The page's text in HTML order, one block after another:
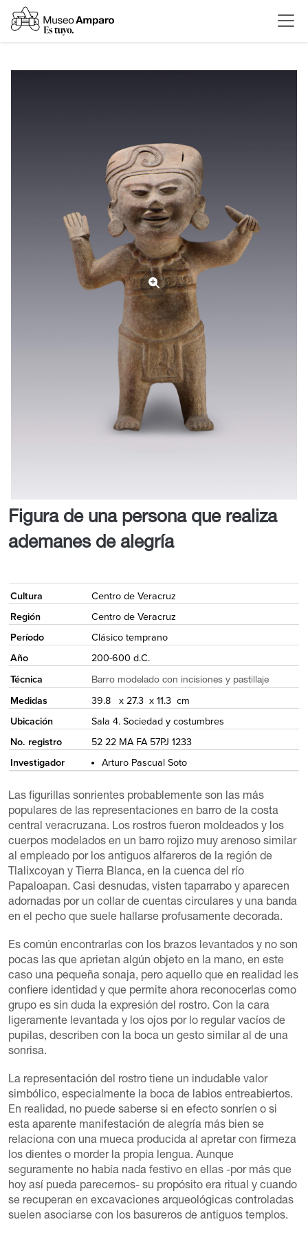
Figura de una persona que realiza
ademanes de alegría
Cultura
Centro de Veracruz
Región
Centro de Veracruz
Período
Clásico temprano
Año
200-600 d.C.
Técnica
Barro modelado con incisiones y pastillaje
Medidas
39.8 x 27.3 x 11.3 cm
Ubicación
Sala 4. Sociedad y costumbres
No. registro
52 22 MA FA 57PJ 1233
Investigador
Arturo Pascual Soto
Las figurillas sonrientes probablemente son las más
populares de las representaciones en barro de la costa
central veracruzana. Los rostros fueron moldeados y los
cuerpos modelados en un barro rojizo muy arenoso similar
al empleado por los antiguos alfareros de la región de
Tlalixcoyan y Tierra Blanca, en la cuenca del río
Papaloapan. Casi desnudas, visten taparrabo y aparecen
adornadas por un collar de cuentas circulares y una banda
en el pecho que suele hallarse profusamente decorada.
Es común encontrarlas con los brazos levantados y no son
pocas las que aprietan algún objeto en la mano, en este
caso una pequeña sonaja, pero aquello que en realidad les
confiere identidad y que permite ahora reconocerlas como
grupo es sin duda la expresión del rostro. Con la cara
ligeramente levantada y los ojos por lo regular vacíos de
pupilas, describen con la boca un gesto similar al de una
sonrisa.
La representación del rostro tiene un indudable valor
simbólico, especialmente la boca de labios entreabiertos.
En realidad, no puede saberse si en efecto sonríen o si
esta aparente manifestación de alegría más bien se
relaciona con una mueca producida al apretar con firmeza
los dientes o morder la propia lengua. Aunque
seguramente no había nada festivo en ellas -por más que
hoy así pueda parecernos- su propósito era ritual y cuando
se recuperan en excavaciones arqueológicas controladas
suelen asociarse con los basureros de antiguos templos.